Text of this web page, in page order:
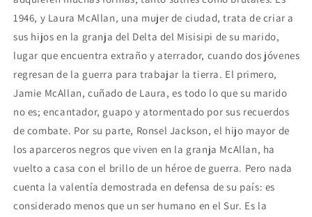
1946, y Laura McAllan, una mujer de ciudad, trata de criar a
sus hijos en la granja del Delta del Misisipi de su marido,
lugar que encuentra extraño y aterrador, cuando dos jóvenes
regresan de la guerra para trabajar la tierra. El primero,
Jamie McAllan, cuñado de Laura, es todo lo que su marido
no es; encantador, guapo y atormentado por sus recuerdos
de combate. Por su parte, Ronsel Jackson, el hijo mayor de
los aparceros negros que viven en la granja McAllan, ha
vuelto a casa con el brillo de un héroe de guerra. Pero nada
cuenta la valentía demostrada en defensa de su país: es
considerado menos que un ser humano en el Sur. Es la